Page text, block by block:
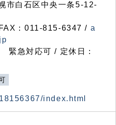
白石区中央一条5-12-
：011-815-6347 / a
急対応可 / 定休日：
index.html